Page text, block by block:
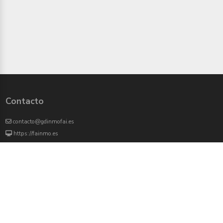
Contacto
contacto@gdinmofai.es
https://fainmo.es